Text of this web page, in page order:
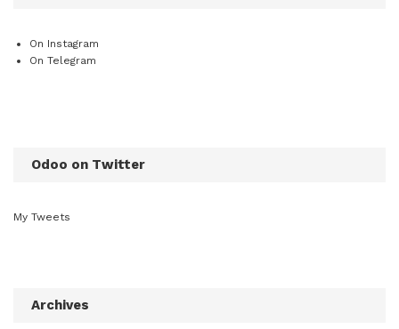
On Instagram
On Telegram
Odoo on Twitter
My Tweets
Archives